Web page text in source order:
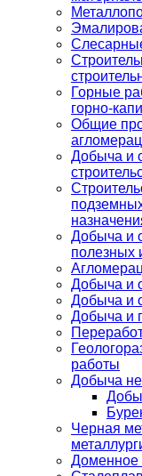
Горные
горно-
Общие
Добыча и
Добыча и
полезных
Добыча и
Добыча и
Добыча и
работы
Добыча
Черная
Доменное